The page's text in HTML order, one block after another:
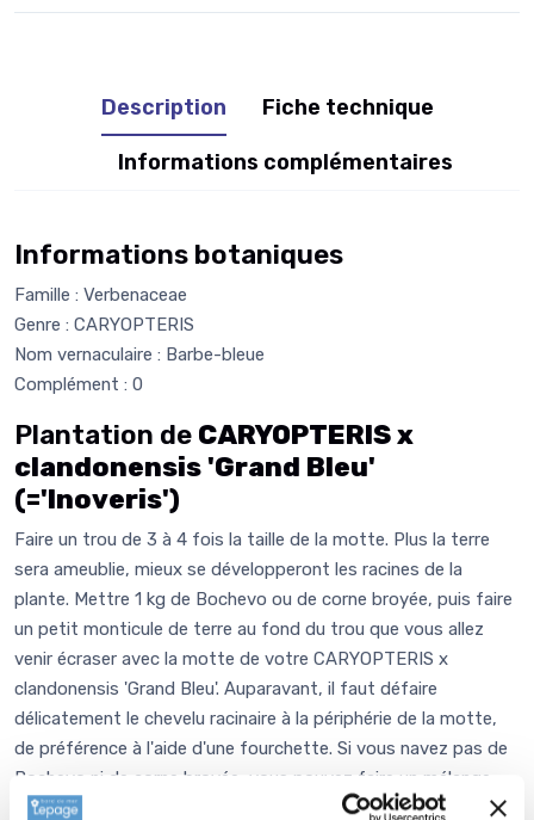
Description Fiche technique
Informations complémentaires
Informations botaniques
Famille : Verbenaceae
Genre : CARYOPTERIS
Nom vernaculaire : Barbe-bleue
Complément : 0
Plantation de CARYOPTERIS x
clandonensis 'Grand Bleu'
(='Inoveris')
Faire un trou de 3 à 4 fois la taille de la motte. Plus la terre
sera ameublie, mieux se développeront les racines de la
plante. Mettre 1 kg de Bochevo ou de corne broyée, puis faire
un petit monticule de terre au fond du trou que vous allez
venir écraser avec la motte de votre CARYOPTERIS x
clandonensis 'Grand Bleu'. Auparavant, il faut défaire
délicatement le chevelu racinaire à la périphérie de la motte,
de préférence à l'aide d'une fourchette. Si vous navez pas de
Bochevo ni de corne broyée, vous pouvez faire un mélange
d1/3 de VIVIMUS pour 2/3 de votre terre, tout ceci bien